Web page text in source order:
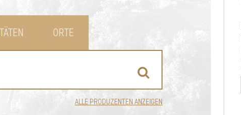
ORTE
ALLE PRODUZENTEN ANZEIGEN